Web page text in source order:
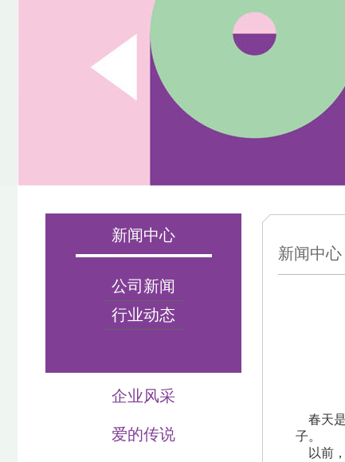
新闻中心
公司新闻
行业动态
企业风采
爱的传说
新闻中心
春天是
子。
以前，